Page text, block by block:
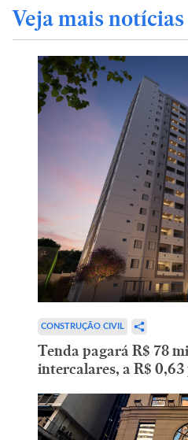
Veja mais
CONSTRUÇÃO CIVIL
Tenda pagará R$ 78
intercalares, a R$ 0,63